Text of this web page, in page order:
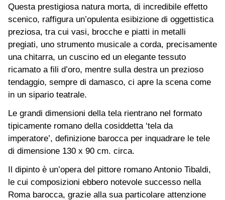
Questa prestigiosa natura morta, di incredibile effetto
scenico, raffigura un’opulenta esibizione di oggettistica
preziosa, tra cui vasi, brocche e piatti in metalli
pregiati, uno strumento musicale a corda, precisamente
una chitarra, un cuscino ed un elegante tessuto
ricamato a fili d’oro, mentre sulla destra un prezioso
tendaggio, sempre di damasco, ci apre la scena come
in un sipario teatrale.
Le grandi dimensioni della tela rientrano nel formato
tipicamente romano della cosiddetta ‘tela da
imperatore’, definizione barocca per inquadrare le tele
di dimensione 130 x 90 cm. circa.
Il dipinto è un’opera del pittore romano Antonio Tibaldi,
le cui composizioni ebbero notevole successo nella
Roma barocca, grazie alla sua particolare attenzione